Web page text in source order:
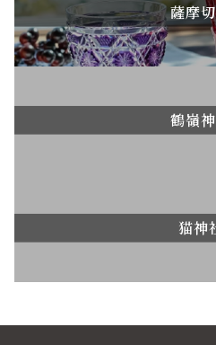
薩摩
鶴嶺
猫神